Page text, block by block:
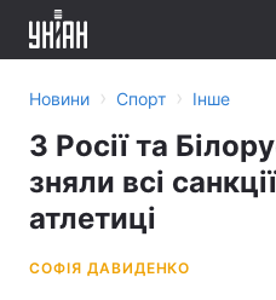
Новини › Спорт › Інше
З Росії та
зняли всі
атлетиці
СОФІЯ ДАВИДЕНКО